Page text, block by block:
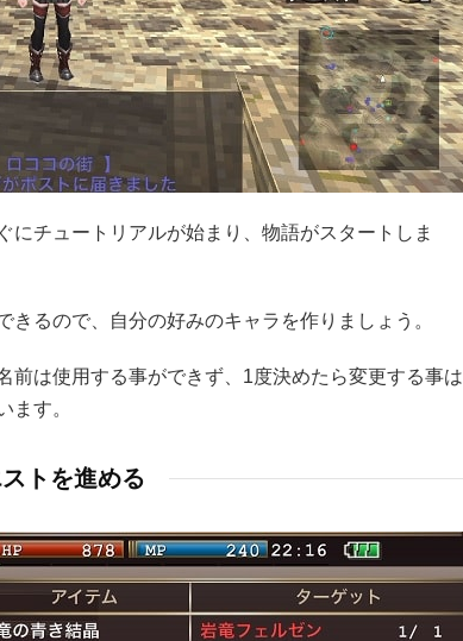
にチュートリアルが始まり、物語がスタートしま
るので、自分の好みのキャラを作りましょう。
前は使用する事ができず、1度決めたら変更する事は
ます。
トを進める